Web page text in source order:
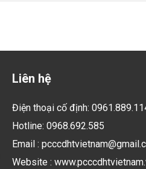
Liên hệ
Điện thoại cố định:
Hotline: 0968.692.585
Email :
Website :